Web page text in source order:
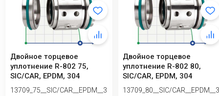
Двойное торцевое
уплотнение R-802 75,
SIC/CAR, EPDM, 304
13709_75__SIC/CAR__EPDM__3
Двойное торцевое
уплотнение R-802 80,
SIC/CAR, EPDM, 304
13709_80__SIC/